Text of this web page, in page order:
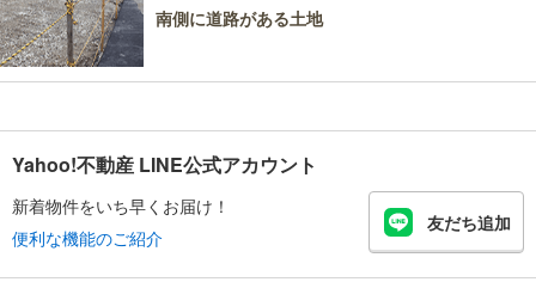
南側に道路がある土地
Yahoo!不動産 LINE公式アカウント
新着物件をいち早くお届け！
便利な機能のご紹介
友だち追加